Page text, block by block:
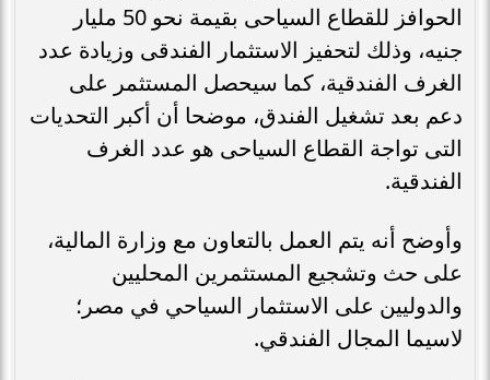
الحوافز للقطاع السياحى بقيمة نحو 50 مليار
جنيه، وذلك لتحفيز الاستثمار الفندقى وزيادة عدد
الغرف الفندقية، كما سيحصل المستثمر على
دعم بعد تشغيل الفندق، موضحا أن أكبر التحديات
التى تواجة القطاع السياحى هو عدد الغرف
الفندقية.
وأوضح أنه يتم العمل بالتعاون مع وزارة المالية،
على حث وتشجيع المستثمرين المحليين
والدوليين على الاستثمار السياحي في مصر؛
لاسيما المجال الفندقي.